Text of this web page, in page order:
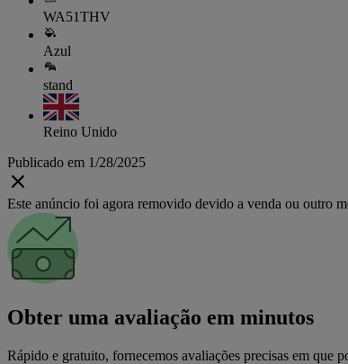
WA51THV
Azul
stand
Reino Unido
Publicado em 1/28/2025
Este anúncio foi agora removido devido a venda ou outro
Obter uma avaliação em minutos
Rápido e gratuito, fornecemos avaliações precisas em que